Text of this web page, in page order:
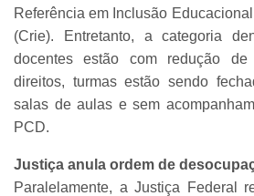
Referência em Inclusão
(Crie). Entretanto, a categoria
docentes estão com redução
direitos, turmas estão sendo
salas de aulas e sem
PCD.
Justiça anula ordem de
Paralelamente, a Justiça Federal